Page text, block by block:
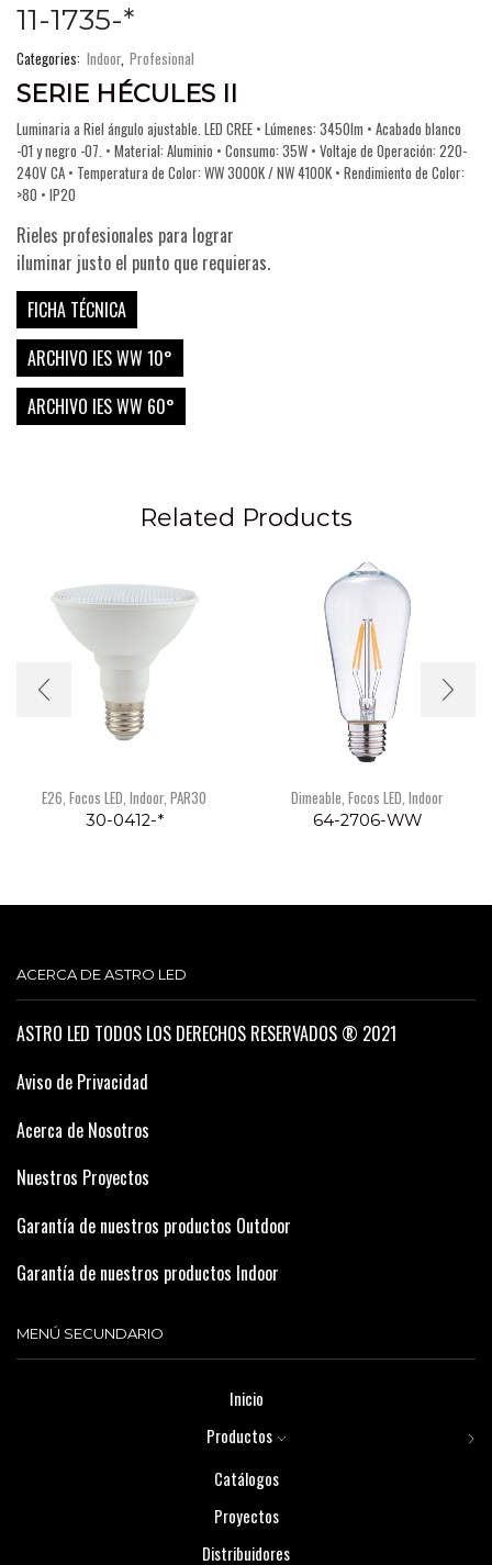
11-1735-*
Categories: Indoor, Profesional
SERIE HÉCULES II
Luminaria a Riel ángulo ajustable. LED CREE • Lúmenes: 3450lm • Acabado blanco
-01 y negro -07. • Material: Aluminio • Consumo: 35W • Voltaje de Operación: 220-
240V CA • Temperatura de Color: WW 3000K / NW 4100K • Rendimiento de Color:
>80 • IP20
Rieles profesionales para lograr
iluminar justo el punto que requieras.
FICHA TÉCNICA
ARCHIVO IES WW 10°
ARCHIVO IES WW 60°
Related Products
E26,Focos LED,Indoor,PAR30
30-0412-*
Dimeable,Focos LED,Indoor
64-2706-WW
ACERCA DE ASTRO LED
ASTRO LED TODOS LOS DERECHOS RESERVADOS ® 2021
Aviso de Privacidad
Acerca de Nosotros
Nuestros Proyectos
Garantía de nuestros productos Outdoor
Garantía de nuestros productos Indoor
MENÚ SECUNDARIO
Inicio
Productos
Catálogos
Proyectos
Distribuidores